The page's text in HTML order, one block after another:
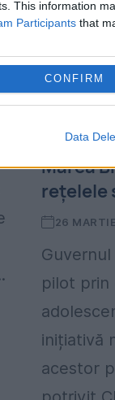
This information
Participants that
CONFIRM
Data
Marea
rețelele
26
pilot prin
inițiativă
acestor